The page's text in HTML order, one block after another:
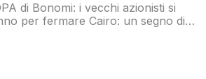
di Bonomi: i vecchi azionisti si
per fermare Cairo: un segno di
nuove offerte su RCS, oggi si
dell’OPA di Bonomi